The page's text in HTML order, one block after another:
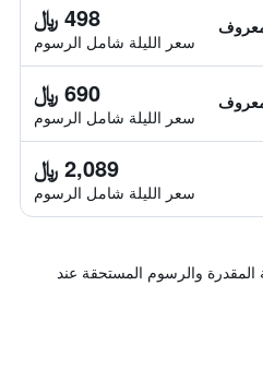
معروف 498 ﷼
سعر الليلة شامل الرسوم
معروف 690 ﷼
سعر الليلة شامل الرسوم
2,089 ﷼
سعر الليلة شامل الرسوم
والرسوم المستحقة عند